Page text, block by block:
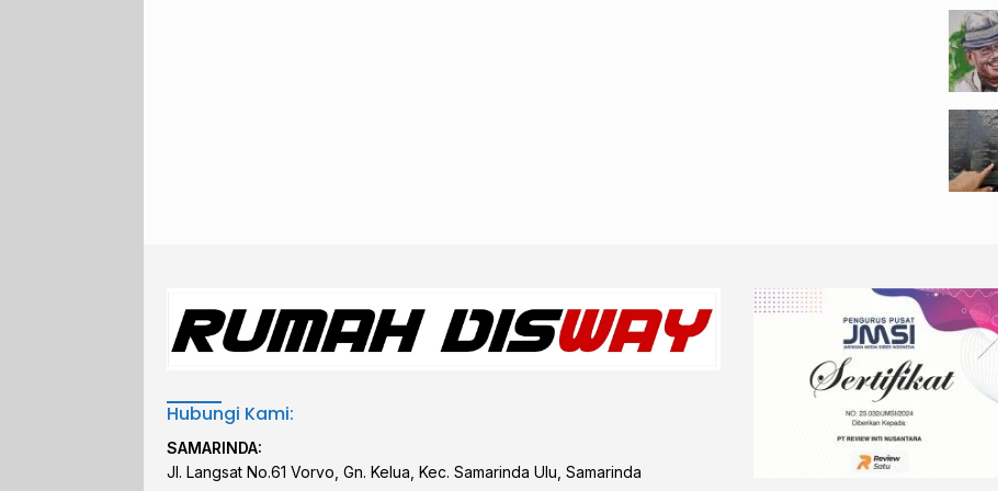
Hubungi Kami:
SAMARINDA:
Jl. Langsat No.61 Vorvo, Gn. Kelua, Kec. Samarinda Ulu, Samarinda